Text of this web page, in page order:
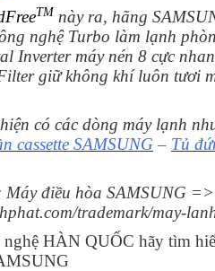
TM này ra, hãng
nghệ Turbo làm lạnh
Inverter máy nén 8 cực
giữ không khí luôn tươi
có các dòng máy lạnh
cassette SAMSUNG– Tủ
Máy điều hòa SAMSUNG =>
trademark/may-
nghệ HÀN QUỐC hãy tìm